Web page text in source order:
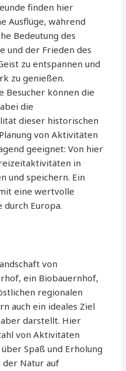
finden hier
Ausflüge, während
Bedeutung des
und der Frieden des
zu entspannen und
zu genießen.
Besucher können die
die
dieser historischen
von Aktivitäten
geeignet: Von hier
in
und speichern. Ein
eine wertvolle
durch Europa.
von
ein Biobauernhof,
regionalen
auch ein ideales Ziel
darstellt. Hier
von Aktivitäten
Spaß und Erholung
der Natur auf